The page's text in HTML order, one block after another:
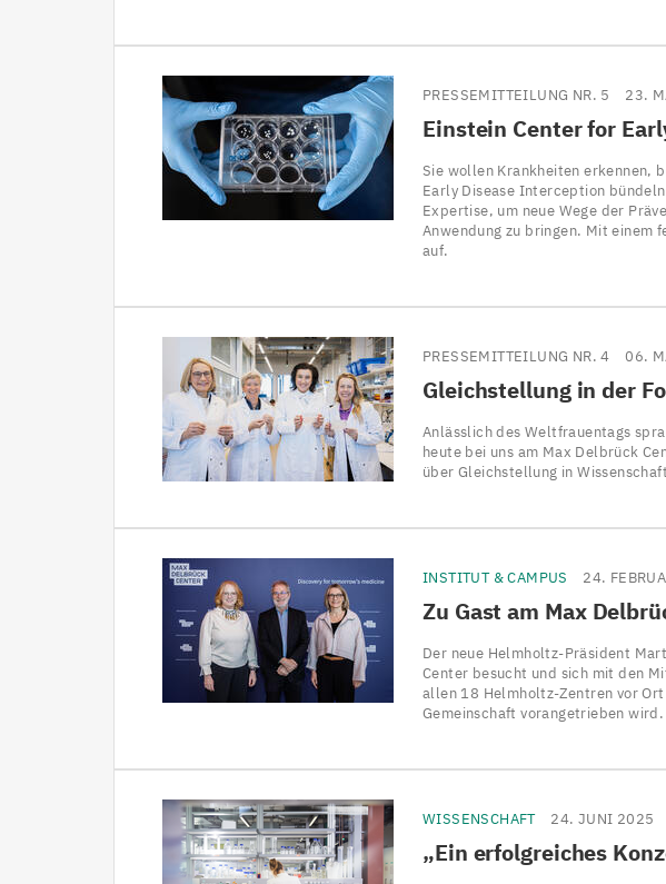
PRESSEMITTEILUNG NR. 5 23.
Einstein Center for
Sie wollen Krankheiten erkennen,
Early Disease Interception
Expertise, um neue Wege der
Anwendung zu bringen. Mit einem
auf.
PRESSEMITTEILUNG NR. 4 06.
Gleichstellung in der
Anlässlich des Weltfrauentags
heute bei uns am Max Delbrück
über Gleichstellung in
INSTITUT & CAMPUS 24.
Zu Gast am Max
Der neue Helmholtz-Präsident
Center besucht und sich mit den
allen 18 Helmholtz-Zentren vor
Gemeinschaft vorangetrieben wird.
WISSENSCHAFT 24. JUNI 2025
„Ein erfolgreiches